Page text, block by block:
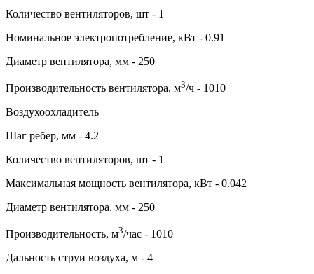
Количество вентиляторов, шт - 1
Номинальное электропотребление, кВт - 0.91
Диаметр вентилятора, мм - 250
Производительность вентилятора, м3/ч - 1010
Воздухоохладитель
Шаг ребер, мм - 4.2
Количество вентиляторов, шт - 1
Максимальная мощность вентилятора, кВт - 0.042
Диаметр вентилятора, мм - 250
Производительность, м3/час - 1010
Дальность струи воздуха, м - 4